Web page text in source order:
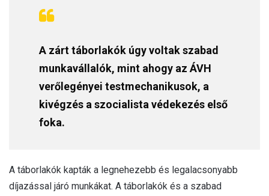
A zárt táborlakók úgy voltak szabad
munkavállalók, mint ahogy az ÁVH
verőlegényei testmechanikusok, a
kivégzés a szocialista védekezés első
foka.
A táborlakók kapták a legnehezebb és legalacsonyabb
díjazással járó munkákat. A táborlakók és a szabad